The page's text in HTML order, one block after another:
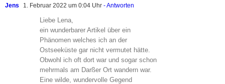
Jens 1. Februar 2022 um 0:04 Uhr - Antworten
Liebe Lena,
ein wunderbarer Artikel über ein
Phänomen welches ich an der
Ostseeküste gar nicht vermutet hätte.
Obwohl ich oft dort war und sogar schon
mehrmals am Darßer Ort wandern war.
Eine wilde, wundervolle Gegend